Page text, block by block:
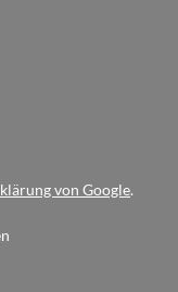
von Google.